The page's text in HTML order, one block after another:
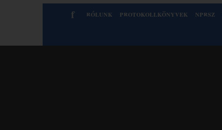
f rólunk protokollkönyvek nprsz